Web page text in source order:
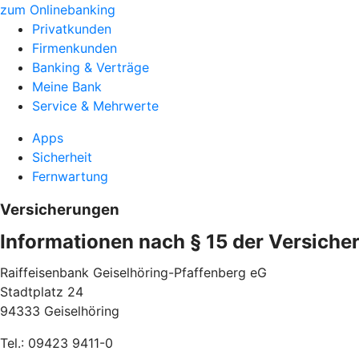
zum Onlinebanking
Privatkunden
Firmenkunden
Banking & Verträge
Meine Bank
Service & Mehrwerte
Apps
Sicherheit
Fernwartung
Versicherungen
Informationen nach § 15 der
Raiffeisenbank Geiselhöring-Pfaffenberg eG
Stadtplatz 24
94333 Geiselhöring
Tel.: 09423 9411-0